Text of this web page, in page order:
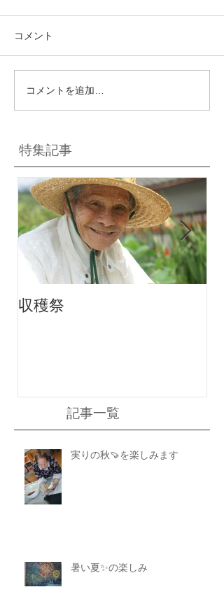
特集記事
記事一覧
コメント
コメントを追加…
収穫祭
実りの秋🍠を楽しみます
暑い夏✨の楽しみ